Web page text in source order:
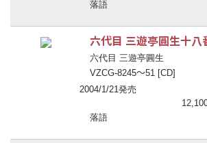
落語
六代目 三遊亭圓生十八
六代目 三遊亭圓生
VZCG-8245〜51 [CD]
2004/1/21発売
落語